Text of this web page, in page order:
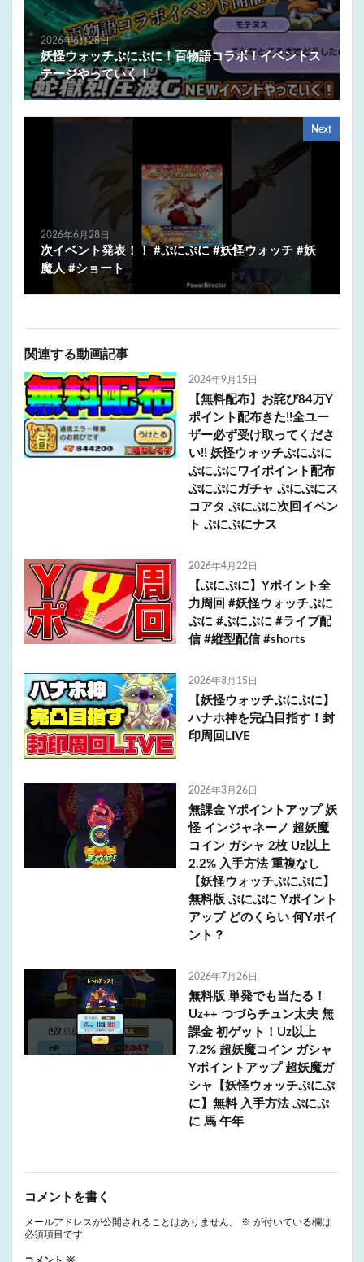
2026年6月28日
妖怪ウォッチぷにぷに！百物語コラボ！イベントス
テージやっていく！
Next
2026年6月28日
次イベント発表！！ #ぷにぷに #妖怪ウォッチ #妖
魔人 #ショート
関連する動画記事
2024年9月15日
【無料配布】お詫び84万Y
ポイント配布きた!!全ユー
ザー必ず受け取ってくださ
い!! 妖怪ウォッチぷにぷに
ぷにぷにワイポイント配布
ぷにぷにガチャ ぷにぷにス
コアタ ぷにぷに次回イベン
ト ぷにぷにナス
2026年4月22日
【ぷにぷに】Yポイント全
力周回 #妖怪ウォッチぷに
ぷに #ぷにぷに #ライブ配
信 #縦型配信 #shorts
2026年3月15日
【妖怪ウォッチぷにぷに】
ハナホ神を完凸目指す！封
印周回LIVE
2026年3月26日
無課金 Yポイントアップ 妖
怪 インジャネーノ 超妖魔
コイン ガシャ 2枚 Uz以上
2.2% 入手方法 重複なし
【妖怪ウォッチぷにぷに】
無料版 ぷにぷに Yポイント
アップ どのくらい 何Yポイ
ント？
2026年7月26日
無料版 単発でも当たる！
Uz++ つづらチュン太夫 無
課金 初ゲット！Uz以上
7.2% 超妖魔コイン ガシャ
Yポイントアップ 超妖魔ガ
シャ【妖怪ウォッチぷにぷ
に】無料 入手方法 ぷにぷ
に 馬 午年
コメントを書く
メールアドレスが公開されることはありません。 ※ が付いている欄は
必須項目です